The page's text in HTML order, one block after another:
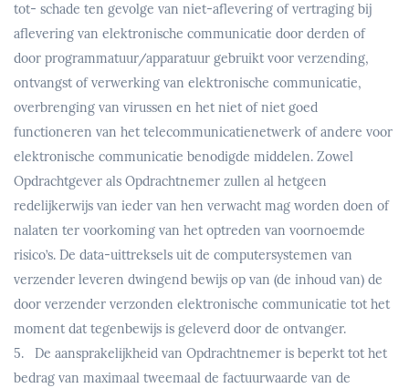
tot- schade ten gevolge van niet-aflevering of vertraging bij
aflevering van elektronische communicatie door derden of
door programmatuur/apparatuur gebruikt voor verzending,
ontvangst of verwerking van elektronische communicatie,
overbrenging van virussen en het niet of niet goed
functioneren van het telecommunicatienetwerk of andere voor
elektronische communicatie benodigde middelen. Zowel
Opdrachtgever als Opdrachtnemer zullen al hetgeen
redelijkerwijs van ieder van hen verwacht mag worden doen of
nalaten ter voorkoming van het optreden van voornoemde
risico’s. De data-uittreksels uit de computersystemen van
verzender leveren dwingend bewijs op van (de inhoud van) de
door verzender verzonden elektronische communicatie tot het
moment dat tegenbewijs is geleverd door de ontvanger.
5. De aansprakelijkheid van Opdrachtnemer is beperkt tot het
bedrag van maximaal tweemaal de factuurwaarde van de